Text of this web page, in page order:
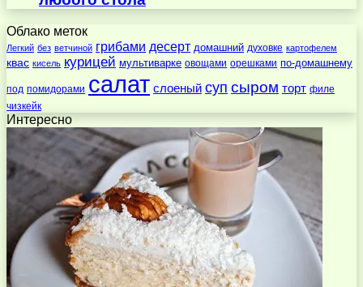
Облако меток
Легкий без ветчиной грибами десерт домашний духовке картофелем
квас кисель курицей мультиварке овощами орешками по-домашнему
под помидорами салат слоеный суп сыром торт филе
чизкейк
Интересно